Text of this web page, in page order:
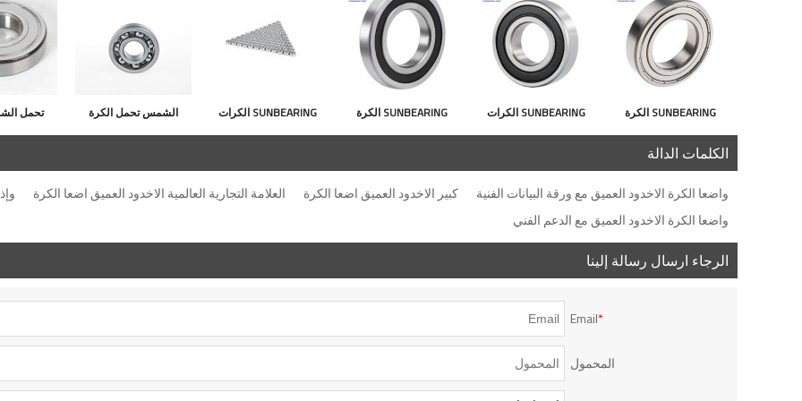
SUNBEARING الكرة
الاخدود العميق اضعا 6007
كروم الصلب GCR15
SUNBEARING الكرات
الأخدود العميق 6304E
الفولاذ المقاوم للصدأ
GCR15
SUNBEARING الكرة
الاخدود العميق اضعا
9MM كروم الصلب
SUNBEARING الكرات
الأخدود العميق 698 فضية
المقاوم للصدأ GCR15
الشمس تحمل الكرة
الاخدود العميق 608 فضية
الصلب
تحمل
الفولاذ
الكلمات الدالة
واضعا الكرة الاخدود العميق مع ورقة البيانات الفنية كبير الاخدود العميق اضعا الكرة العلامة التجارية العالمية الاخدود العميق اضعا الكرة
واضعا الكرة الاخدود العميق مع الدعم الفني
الرجاء ارسال رسالة إلينا
*
Email
المحمول